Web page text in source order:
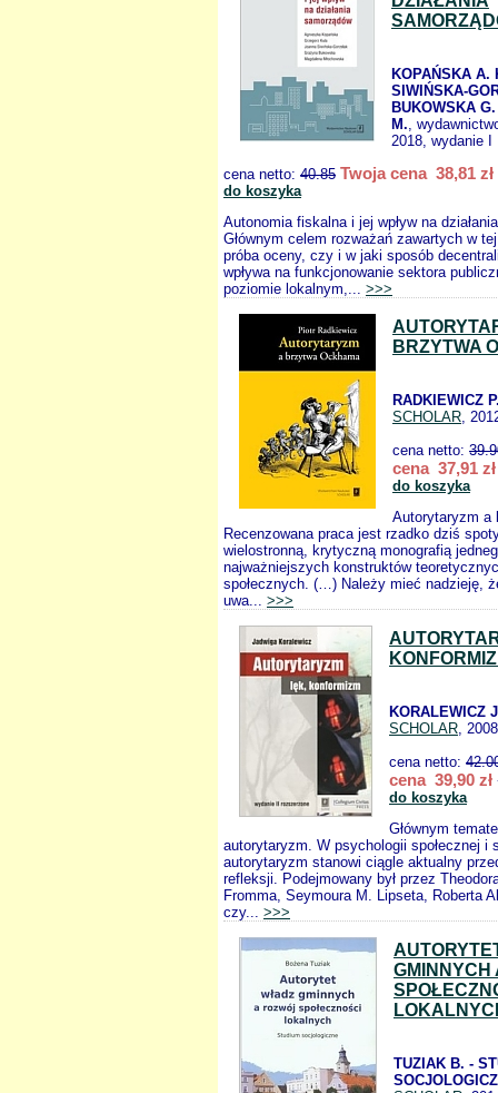
KOPAŃSKA A.
SIWIŃSKA-
BUKOWSKA
M.,
2018, wydanie I
cena netto: 40.85 Twoja cena 38,81 zł
do koszyka
Autonomia fiskalna i jej wpływ na
Głównym celem rozważań zawartych w
próba oceny, czy i w jaki sposób
wpływa na funkcjonowanie sektora
poziomie lokalnym,... >>>
BRZYTWA
RADKIEWICZ
SCHOLAR,
cena netto:
cena 37,91 zł
do koszyka
Autorytaryzm a
Recenzowana praca jest rzadko dziś
wielostronną, krytyczną monografią
najważniejszych konstruktów
społecznych. (…) Należy mieć nadzieję,
uwa... >>>
KORALEWICZ
SCHOLAR,
cena netto:
cena 39,90 zł
do koszyka
Głównym
autorytaryzm. W psychologii społecznej i
autorytaryzm stanowi ciągle aktualny
refleksji. Podejmowany był przez
Fromma, Seymoura M. Lipseta, Roberta
czy... >>>
GMINNYCH
TUZIAK B. -